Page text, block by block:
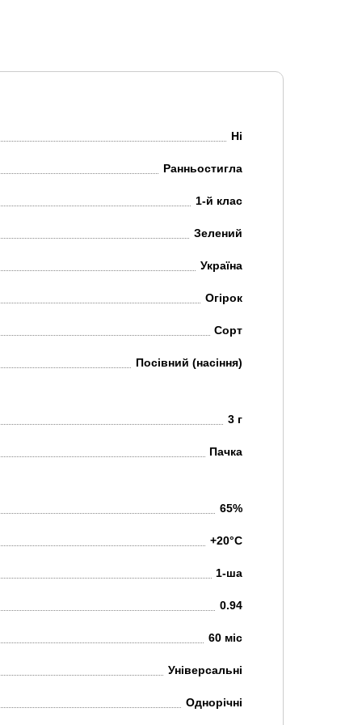
Ні
Ранньостигла
1-й клас
Зелений
Україна
Огірок
Сорт
Посівний (насіння)
3 г
Пачка
65%
+20°C
1-ша
0.94
60 міс
Універсальні
Однорічні